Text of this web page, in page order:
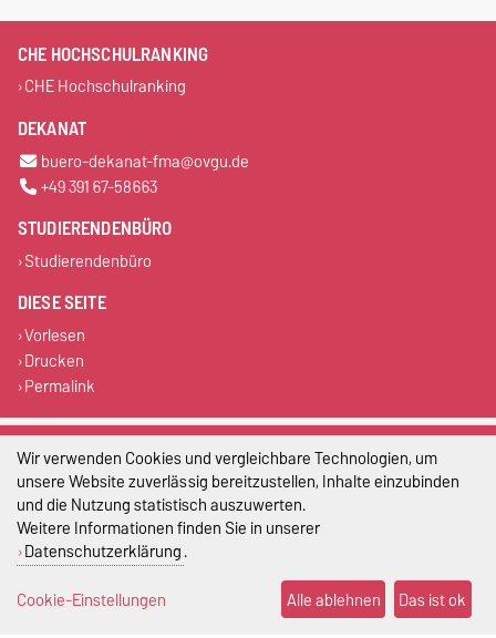
CHE HOCHSCHULRANKING
CHE Hochschulranking
DEKANAT
buero-dekanat-fma@ovgu.de
+49 391 67-58663
STUDIERENDENBÜRO
Studierendenbüro
DIESE SEITE
Vorlesen
Drucken
Permalink
Impressum
Datenschutz
Barrierefreiheit
Cookie-Einstellungen
Wir verwenden Cookies und vergleichbare Technologien, um
unsere Website zuverlässig bereitzustellen, Inhalte einzubinden
und die Nutzung statistisch auszuwerten.
Weitere Informationen finden Sie in unserer
Datenschutzerklärung.
Cookie-Einstellungen
Alle ablehnen Das ist ok